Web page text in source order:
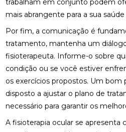
trabalham em conjunto podem
mais abrangente para a sua saúde
Por fim, a comunicação é
tratamento, mantenha um
fisioterapeuta. Informe-o sobre
condição ou se você estiver
os exercícios propostos. Um bom
disposto a ajustar o plano de
necessário para garantir os
A fisioterapia ocular se apresenta
O QUE É RPG NA
ONDE FAZER FISIOTERAPIA RESPIRATÓRIA E
BENEFÍCIOS DO
OS BENEFÍCIOS DA ACUPUNTURA PARA A SAÚDE E
BEM-ESTAR
OSTEOPATIA CERVICAL: ALÍVIO PARA SEUS
SINTOMAS
OSTEOPATIA CERVICAL: BENEFÍCIOS E